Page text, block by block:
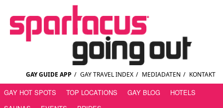
GAY GUIDE APP / GAY TRAVEL INDEX / MEDIADATEN / KONTAKT
GAY HOT SPOTS TOP LOCATIONS GAY BLOG
HOTELS